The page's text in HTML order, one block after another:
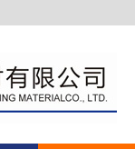
公司产品